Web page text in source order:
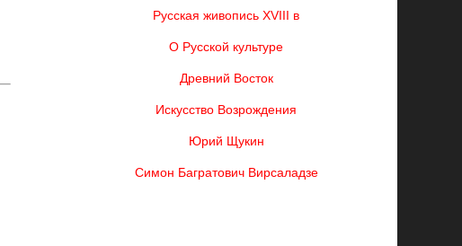
Русская живопись XVIII в
О Русской культуре
Древний Восток
Искусство Возрождения
Юрий Щукин
Симон Багратович Вирсаладзе